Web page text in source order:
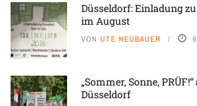
Düsseldorf: Einladung
im August
VON UTE NEUBAUER
„Sommer, Sonne,
Düsseldorf